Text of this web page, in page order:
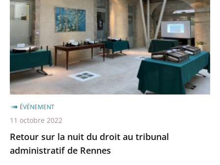
nuit
du
au
administratif
de
Rennes
Retour sur la nuit du droit au tribunal
administratif de Rennes
ÉVÉNEMENT
11 octobre 2022